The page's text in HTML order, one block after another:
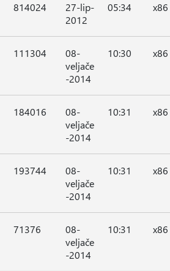
814024
27-lip-
2012
05:34 x86
111304
08-
veljače
-2014
10:30 x86
184016
08-
veljače
-2014
10:31 x86
193744
08-
veljače
-2014
10:31 x86
71376
08-
veljače
-2014
10:31 x86